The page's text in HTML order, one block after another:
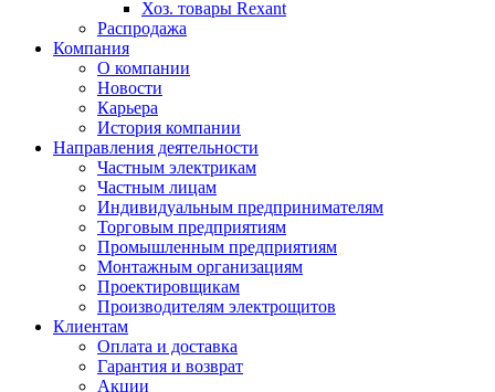
Хоз. товары Rexant
Распродажа
Компания
О компании
Новости
Карьера
История компании
Направления деятельности
Частным электрикам
Частным лицам
Индивидуальным предпринимателям
Торговым предприятиям
Промышленным предприятиям
Монтажным организациям
Проектировщикам
Производителям электрощитов
Клиентам
Оплата и доставка
Гарантия и возврат
Акции